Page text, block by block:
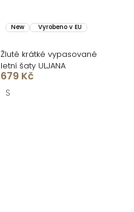
New Vyrobeno v EU
Žluté krátké vypasované
letní šaty ULJANA
679 Kč
S